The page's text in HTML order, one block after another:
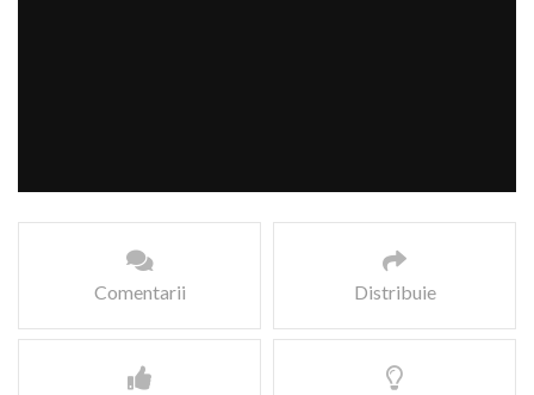
Comentarii Distribuie